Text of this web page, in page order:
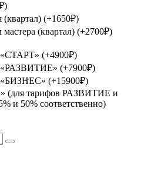
(квартал) (+1650₽)
(квартал) (+2700₽)
«СТАРТ» (+4900₽)
«РАЗВИТИЕ» (+7900₽)
«БИЗНЕС» (+15900₽)
тарифов РАЗВИТИЕ и
и 50% соответственно)